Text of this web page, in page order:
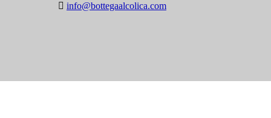
 info@bottegaalcolica.com